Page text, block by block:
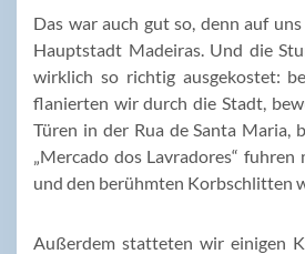
Das war auch gut so, denn auf
Hauptstadt Madeiras. Und die
wirklich so richtig ausgekostet:
flanierten wir durch die Stadt,
Türen in der Rua de Santa Maria,
„Mercado dos Lavradores“
und den berühmten Korbschlitten
Außerdem statteten wir einigen